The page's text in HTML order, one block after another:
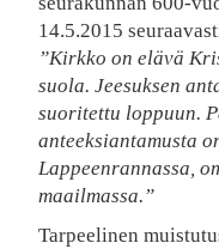
14.5.2015
”Kirkko on elävä
suola. Jeesuksen
suoritettu loppuun.
anteeksiantamusta
Lappeenrannassa,
maailmassa.”
Tarpeelinen